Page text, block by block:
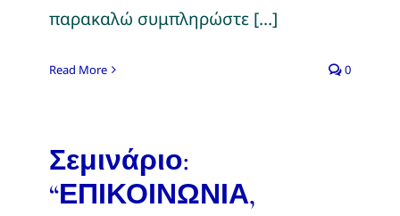
παρακαλώ συμπληρώστε [...]
Read More 0
Σεμινάριο:
“ΕΠΙΚΟΙΝΩΝΙΑ,